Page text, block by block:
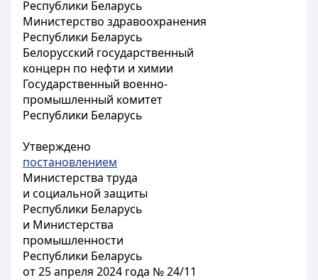
Республики Беларусь
Министерство здравоохранения
Республики Беларусь
Белорусский государственный
концерн по нефти и химии
Государственный военно-
промышленный комитет
Республики Беларусь
Утверждено
постановлением
Министерства труда
и социальной защиты
Республики Беларусь
и Министерства
промышленности
Республики Беларусь
от 25 апреля 2024 года № 24/11